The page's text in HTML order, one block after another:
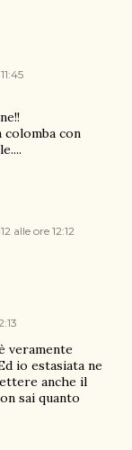
colomba con
alle ore 12:12
veramente
io estasiata ne
anche il
sai quanto